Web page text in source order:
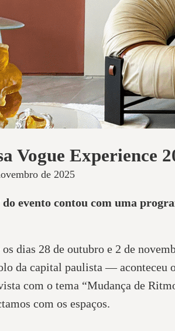
Vogue Experience
de 2025
do evento contou com uma
os dias 28 de outubro e 2 de
da capital paulista — aconteceu o
com o tema “Mudança de
com os espaços.